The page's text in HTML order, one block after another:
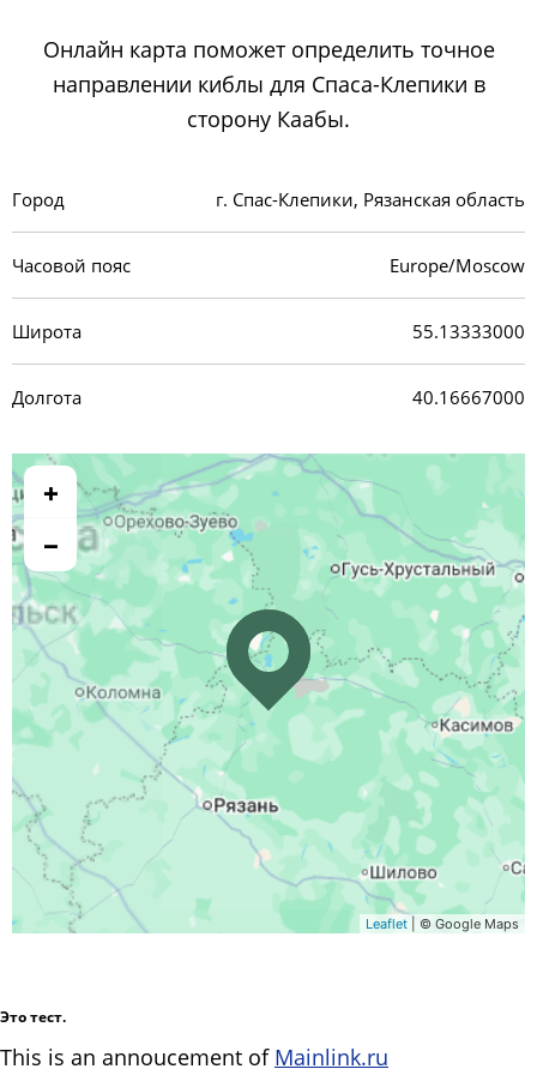
Онлайн карта поможет определить точное
направлении киблы для Спаса-Клепики в
сторону Каабы.
Город г. Спас-Клепики, Рязанская область
Часовой пояс Europe/Moscow
Широта 55.13333000
Долгота 40.16667000
+
−
Leaflet | © Google Maps
Это тест.
This is an annoucement of Mainlink.ru